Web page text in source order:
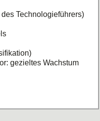
Technologieführers)
gezieltes Wachstum